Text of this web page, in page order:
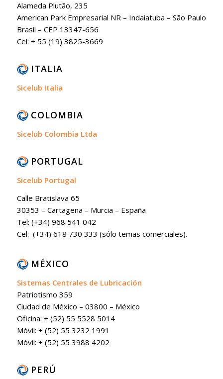
Alameda Plutão, 235
American Park Empresarial NR – Indaiatuba – São Paulo
Brasil – CEP 13347-656
Cel: + 55 (19) 3825-3669
ITALIA
Sicelub Italia
COLOMBIA
Sicelub Colombia Ltda
PORTUGAL
Sicelub Portugal
Calle Bratislava 65
30353 – Cartagena – Murcia – España
Tel: (+34) 968 541 042
Cel: (+34) 618 730 333 (sólo temas comerciales).
MÉXICO
Sistemas Centrales de Lubricación
Patriotismo 359
Ciudad de México – 03800 – México
Oficina: + (52) 55 5528 5014
Móvil: + (52) 55 3232 1991
Móvil: + (52) 55 3988 4202
PERÚ